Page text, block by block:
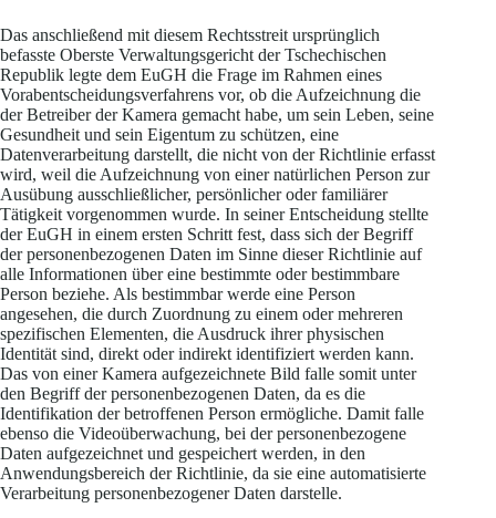
Das anschließend mit diesem Rechtsstreit ursprünglich
befasste Oberste Verwaltungsgericht der Tschechischen
Republik legte dem EuGH die Frage im Rahmen eines
Vorabentscheidungsverfahrens vor, ob die Aufzeichnung die
der Betreiber der Kamera gemacht habe, um sein Leben, seine
Gesundheit und sein Eigentum zu schützen, eine
Datenverarbeitung darstellt, die nicht von der Richtlinie erfasst
wird, weil die Aufzeichnung von einer natürlichen Person zur
Ausübung ausschließlicher, persönlicher oder familiärer
Tätigkeit vorgenommen wurde. In seiner Entscheidung stellte
der EuGH in einem ersten Schritt fest, dass sich der Begriff
der personenbezogenen Daten im Sinne dieser Richtlinie auf
alle Informationen über eine bestimmte oder bestimmbare
Person beziehe. Als bestimmbar werde eine Person
angesehen, die durch Zuordnung zu einem oder mehreren
spezifischen Elementen, die Ausdruck ihrer physischen
Identität sind, direkt oder indirekt identifiziert werden kann.
Das von einer Kamera aufgezeichnete Bild falle somit unter
den Begriff der personenbezogenen Daten, da es die
Identifikation der betroffenen Person ermögliche. Damit falle
ebenso die Videoüberwachung, bei der personenbezogene
Daten aufgezeichnet und gespeichert werden, in den
Anwendungsbereich der Richtlinie, da sie eine automatisierte
Verarbeitung personenbezogener Daten darstelle.